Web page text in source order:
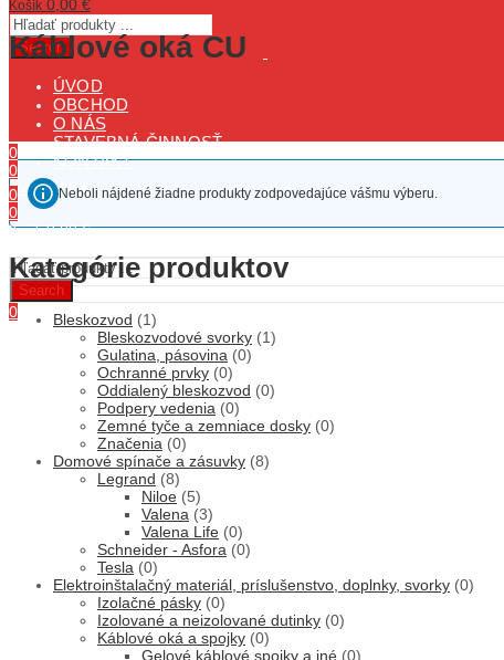
0
0
Košík 0,00€
Košík 0,00 €
Search
ÚVOD
OBCHOD
O NÁS
STAVEBNÁ ČINNOSŤ
KONTAKT
0
0
Košík 0,00€
Search
0
0,00€
Káblové oká CU
Neboli nájdené žiadne produkty zodpovedajúce vášmu výberu.
Kategórie produktov
Bleskozvod (1)
Bleskozvodové svorky (1)
Gulatina, pásovina (0)
Ochranné prvky (0)
Oddialený bleskozvod (0)
Podpery vedenia (0)
Zemné tyče a zemniace dosky (0)
Značenia (0)
Domové spínače a zásuvky (8)
Legrand (8)
Niloe (5)
Valena (3)
Valena Life (0)
Schneider - Asfora (0)
Tesla (0)
Elektroinštalačný materiál, príslušenstvo, doplnky, svorky (0)
Izolačné pásky (0)
Izolované a neizolované dutinky (0)
Káblové oká a spojky (0)
Gelové káblové spojky a iné (0)